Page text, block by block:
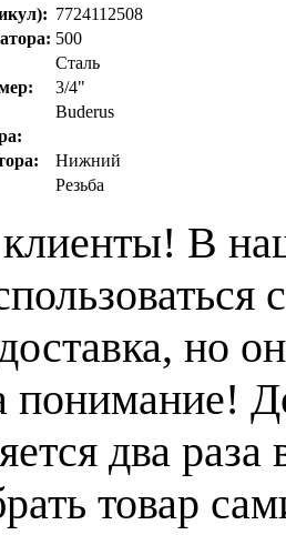
7724112508
500
Сталь
3/4"
Buderus
Нижний
Резьба
В
но
понимание!
два
товар